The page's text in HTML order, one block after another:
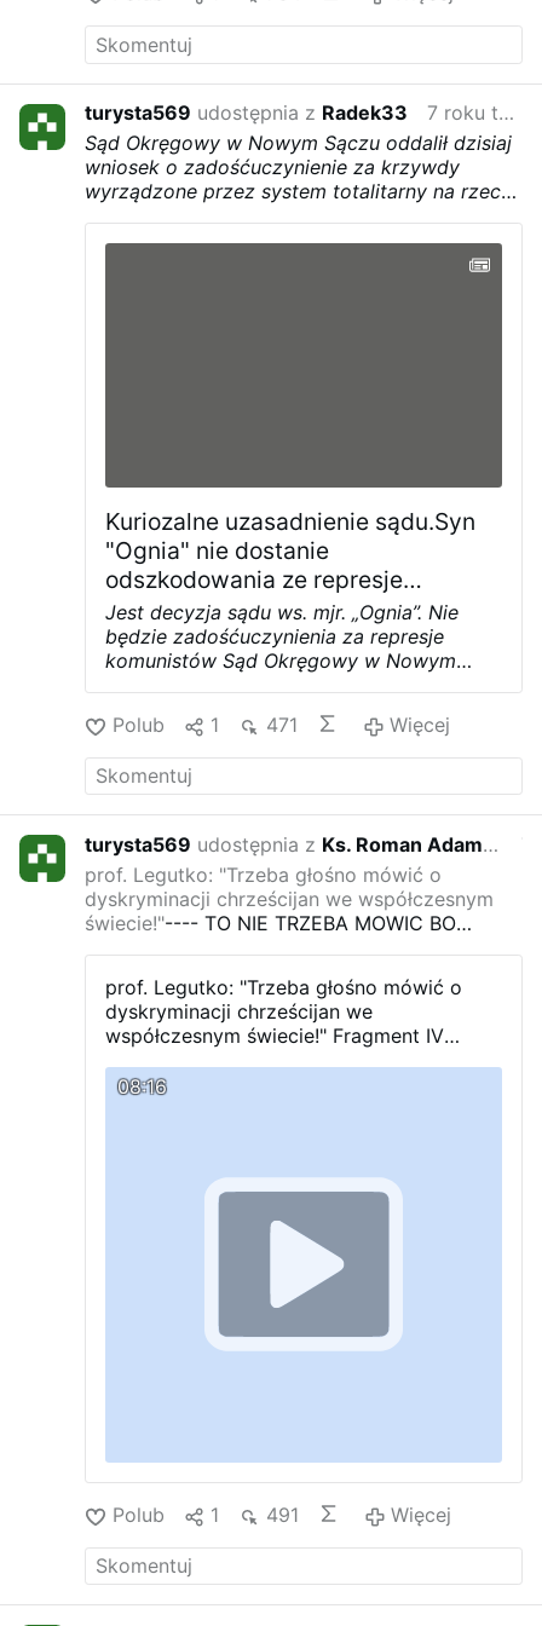
turysta569 udostępnia z Radek33
7 roku temu
Sąd Okręgowy w Nowym Sączu oddalił dzisiaj
wniosek o zadośćuczynienie za krzywdy
wyrządzone przez system totalitarny na rzecz
pseudonim "Ogień". Zbigniew Kuraś we wniosku
Kuriozalne uzasadnienie sądu.Syn
"Ognia" nie dostanie
odszkodowania ze represje
komunistów
Jest decyzja sądu ws. mjr. „Ognia”. Nie
będzie zadośćuczynienia za represje
komunistów Sąd Okręgowy w Nowym
zadośćuczynienie za krzywdy wyrządzone
przez system totalitarny na rzecz syna
żołnierza wyklętego Józefa Kurasia
pseudonim "Ogień". Zbigniew Kuraś we
zł na postawienie symbolicznego
nagrobka "Ognia". Sąd uznał, że wniosek
Zbigniewa Kurasia nie znalazł uzasadnienia
w przepisach ustawy o uznaniu za
nieważne orzeczeń wobec osób
represjonowanych za działalność na rzecz
niepodległego bytu państwa polskiego. W
ocenie sądu,pozew Zbigniewa Kurasia nie
spełnia wszystkich ustawowych
przesłanek do wypłacenia
zadośćuczynienia.
Sąd podkreślił w uzasadnieniu, że
żadna z przesłanek świadcząca o
działalności "Ognia" nie może być
Polub 1 471 Więcej
turysta569 udostępnia z Ks. Roman Adam Kneblewski
prof. Legutko: "Trzeba głośno mówić o
dyskryminacji chrześcijan we współczesnym
świecie!"---- TO NIE TRZEBA MOWIC BO
TO ZE BY CHRZESCIJANSTWO ZNISZCZYC
ALE PO MALENKU ZE BY LUD WCALE NIE
ODCZUL ZE JUZ PO CHRZESCIJANSTWIE
prof. Legutko: "Trzeba głośno mówić o
dyskryminacji chrześcijan we
współczesnym świecie!" Fragment IV
Chrześcijan 30 listopada 2018 r.. Więcej:
08:16
Polub 1 491 Więcej